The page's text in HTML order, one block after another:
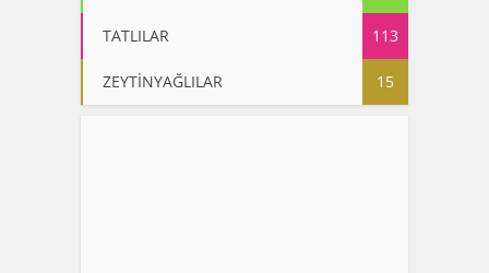
TATLILAR 113
ZEYTİNYAĞLILAR 15